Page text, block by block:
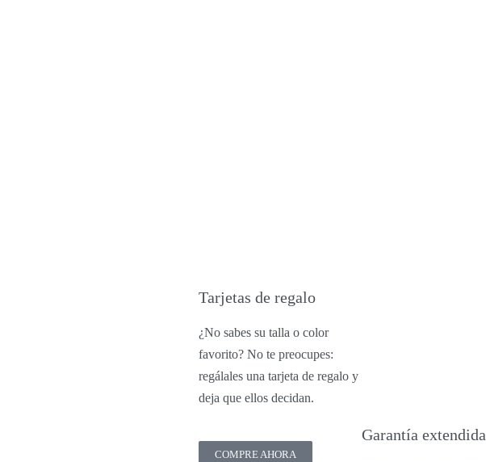
Tarjetas de regalo
¿No sabes su talla o color
favorito? No te preocupes:
regálales una tarjeta de regalo y
deja que ellos decidan.
COMPRE AHORA
Garantía extendida